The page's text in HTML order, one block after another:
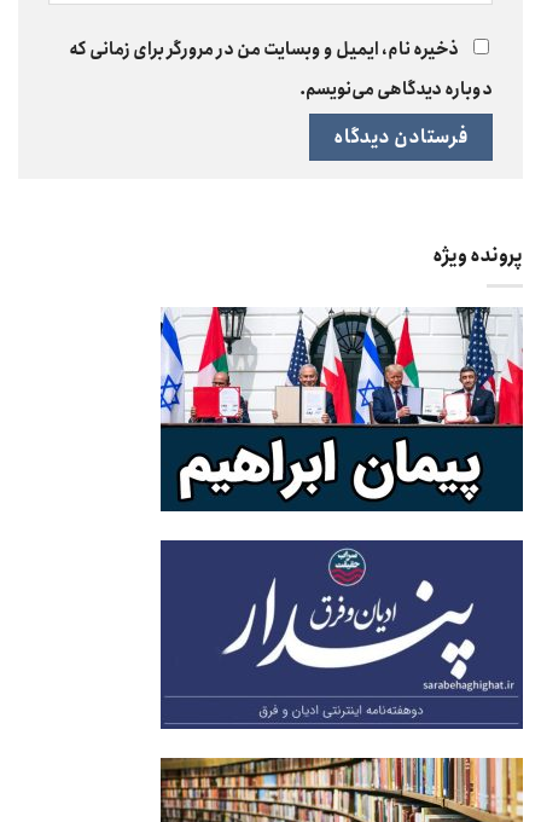
ذخیره نام، ایمیل و وبسایت من در مرورگر برای زمانی که
دوباره دیدگاهی می‌نویسم.
پرونده ویژه